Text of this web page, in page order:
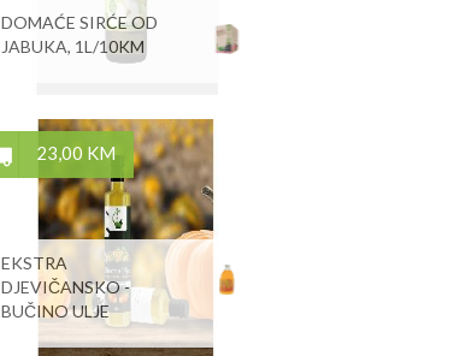
DOMAĆE SIRĆE OD
JABUKA, 1L/10KM
23,00 KM
EKSTRA
DJEVIČANSKO -
BUČINO ULJE